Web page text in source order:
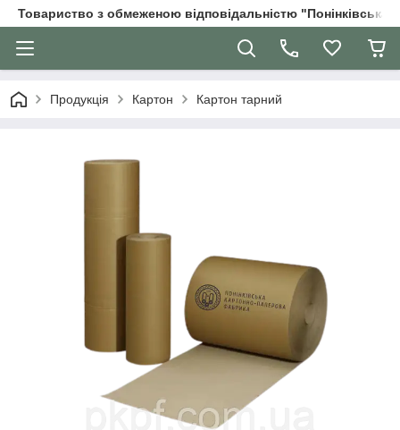
Товариство з обмеженою відповідальністю "Понінківська
Продукція Картон Картон тарний